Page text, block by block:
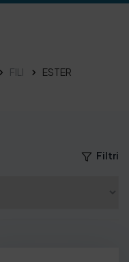
FILI ESTER
Filtri